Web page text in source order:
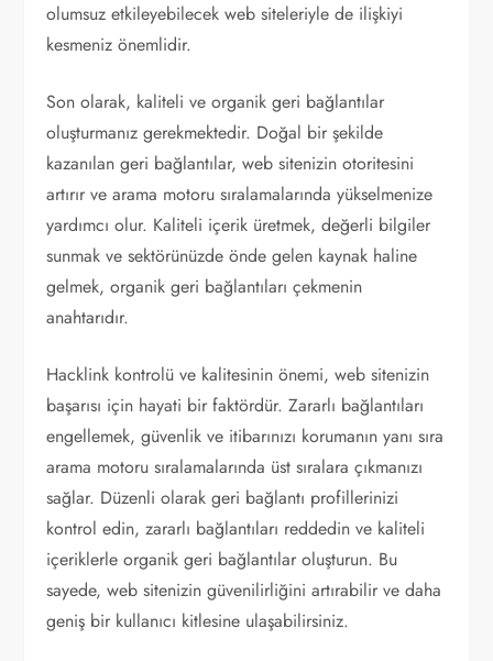
olumsuz etkileyebilecek web siteleriyle de ilişkiyi
kesmeniz önemlidir.
Son olarak, kaliteli ve organik geri bağlantılar
oluşturmanız gerekmektedir. Doğal bir şekilde
kazanılan geri bağlantılar, web sitenizin otoritesini
artırır ve arama motoru sıralamalarında yükselmenize
yardımcı olur. Kaliteli içerik üretmek, değerli bilgiler
sunmak ve sektörünüzde önde gelen kaynak haline
gelmek, organik geri bağlantıları çekmenin
anahtarıdır.
Hacklink kontrolü ve kalitesinin önemi, web sitenizin
başarısı için hayati bir faktördür. Zararlı bağlantıları
engellemek, güvenlik ve itibarınızı korumanın yanı sıra
arama motoru sıralamalarında üst sıralara çıkmanızı
sağlar. Düzenli olarak geri bağlantı profillerinizi
kontrol edin, zararlı bağlantıları reddedin ve kaliteli
içeriklerle organik geri bağlantılar oluşturun. Bu
sayede, web sitenizin güvenilirliğini artırabilir ve daha
geniş bir kullanıcı kitlesine ulaşabilirsiniz.